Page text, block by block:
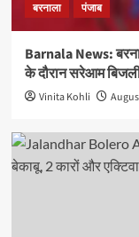
बरनाला पंजाब
Barnala News:
के दौरान सरेआम बिजली
Vinita Kohli